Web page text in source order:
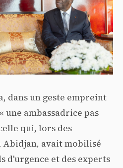
dans un geste empreint
une ambassadrice pas
qui, lors des
Abidjan, avait mobilisé
d'urgence et des experts